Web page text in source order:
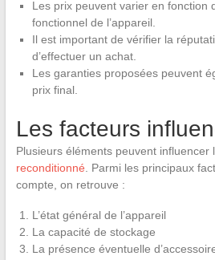
Les prix peuvent varier en fonction
fonctionnel de l’appareil.
Il est important de vérifier la
d’effectuer un achat.
Les garanties proposées peuvent
prix final.
Les facteurs
Plusieurs éléments peuvent influencer
reconditionné . Parmi les principaux
compte, on retrouve :
L’état général de l’appareil
La capacité de stockage
La présence éventuelle